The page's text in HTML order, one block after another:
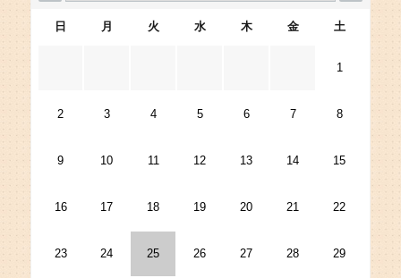
日 月 火 水 木 金 土
1
2 3 4 5 6 7 8
9 10 11 12 13 14 15
16 17 18 19 20 21 22
23 24 25 26 27 28 29